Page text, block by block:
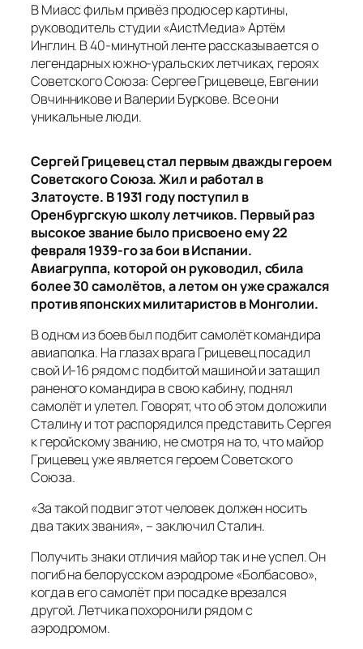
В Миасс фильм привёз продюсер картины,
руководитель студии «АистМедиа» Артём
Инглин. В 40-минутной ленте рассказывается о
легендарных южно-уральских летчиках, героях
Советского Союза: Сергее Грицевеце, Евгении
Овчинникове и Валерии Буркове. Все они
уникальные люди.
Сергей Грицевец стал первым дважды героем
Советского Союза. Жил и работал в
Златоусте. В 1931 году поступил в
Оренбургскую школу летчиков. Первый раз
высокое звание было присвоено ему 22
февраля 1939-го за бои в Испании.
Авиагруппа, которой он руководил, сбила
более 30 самолётов, а летом он уже сражался
против японских милитаристов в Монголии.
В одном из боев был подбит самолёт командира
авиаполка. На глазах врага Грицевец посадил
свой И-16 рядом с подбитой машиной и затащил
раненого командира в свою кабину, поднял
самолёт и улетел. Говорят, что об этом доложили
Сталину и тот распорядился представить Сергея
к геройскому званию, не смотря на то, что майор
Грицевец уже является героем Советского
Союза.
«За такой подвиг этот человек должен носить
два таких звания», – заключил Сталин.
Получить знаки отличия майор так и не успел. Он
погиб на белорусском аэродроме «Болбасово»,
когда в его самолёт при посадке врезался
другой. Летчика похоронили рядом с
аэродромом.